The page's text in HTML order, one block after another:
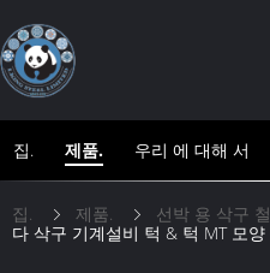
집. 제품. 우리 에 대해 서
집. 제품. 선박 용 삭구
다 삭구 기계설비 턱 & 턱 MT 모